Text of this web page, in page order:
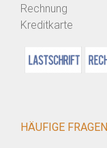
Rechnung
Kreditkarte
HÄUFIGE FRAGEN